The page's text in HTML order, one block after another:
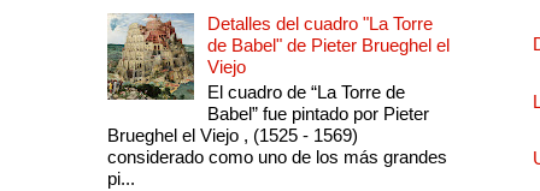
Detalles del cuadro "La Torre
de Babel" de Pieter Brueghel el
Viejo
El cuadro de “La Torre de
Babel” fue pintado por Pieter
Brueghel el Viejo , (1525 - 1569)
considerado como uno de los más grandes
pi...